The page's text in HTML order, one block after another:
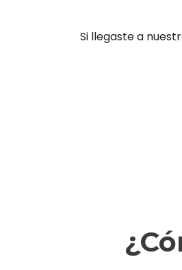
Si llegaste a